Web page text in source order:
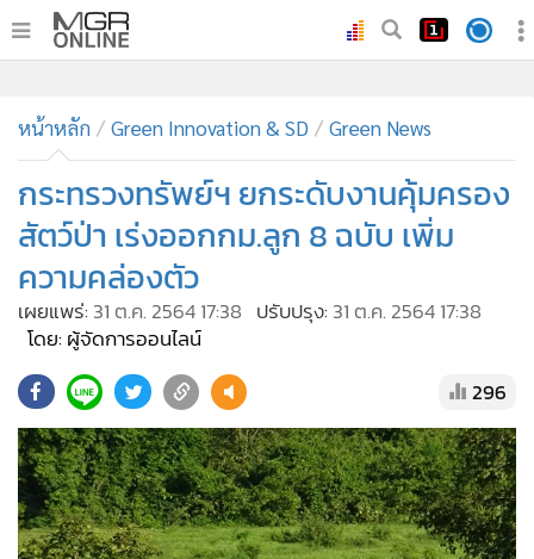
• ทันเหตุการณ์
• ภาคใต้
• ภูมิภาค
• Online Section
• บันเทิง
• ผู้จัดการรายวัน
คอลัมนิสต์
• ละคร
• CbizReview
• Cyber BIZ
•
ผู้จัดกวน
• Good health & Well-being
หน้าหลัก Green Innovation & SD Green News
กระทรวงทรัพย์ฯ ยกระดับงานคุ้มครอง
สัตว์ป่า เร่งออกกม.ลูก 8 ฉบับ เพิ่ม
ความคล่องตัว
เผยแพร่: 31 ต.ค. 2564 17:38 ปรับปรุง: 31 ต.ค. 2564 17:38
โดย: ผู้จัดการออนไลน์
296